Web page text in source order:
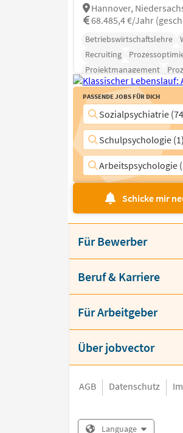
Hannover,
68.485,4 €/Jahr
Betriebswirtschaftslehre
Recruiting
Projektmanagement
Passende Jobs für Dich
Sozialpsychiatrie
Schulpsychologie (1)
Arbeitspsychologie
Schicke mir
Für Bewerber
Beruf & Karriere
Für Arbeitgeber
Über jobvector
AGB Datenschutz
Language